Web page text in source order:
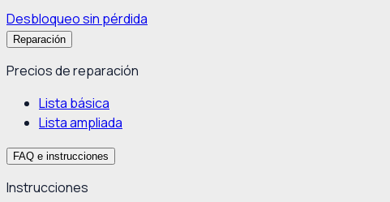
Desbloqueo sin pérdida
Reparación
Precios de reparación
Lista básica
Lista ampliada
FAQ e instrucciones
Instrucciones